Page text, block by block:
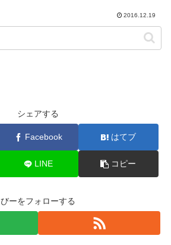
2016.12.19
シェアする
Facebook はてブ
LINE コピー
びーをフォローする